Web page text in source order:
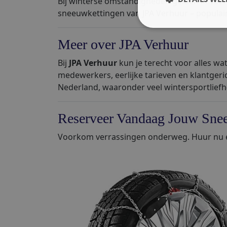
sneeuwkettingen van JPA Verhuur –
Meer over JPA Verhuur
Bij JPA Verhuur kun je terecht voor alles
medewerkers, eerlijke tarieven en
Nederland, waaronder veel
Reserveer Vandaag Jouw
Voorkom verrassingen onderweg. Huur nu